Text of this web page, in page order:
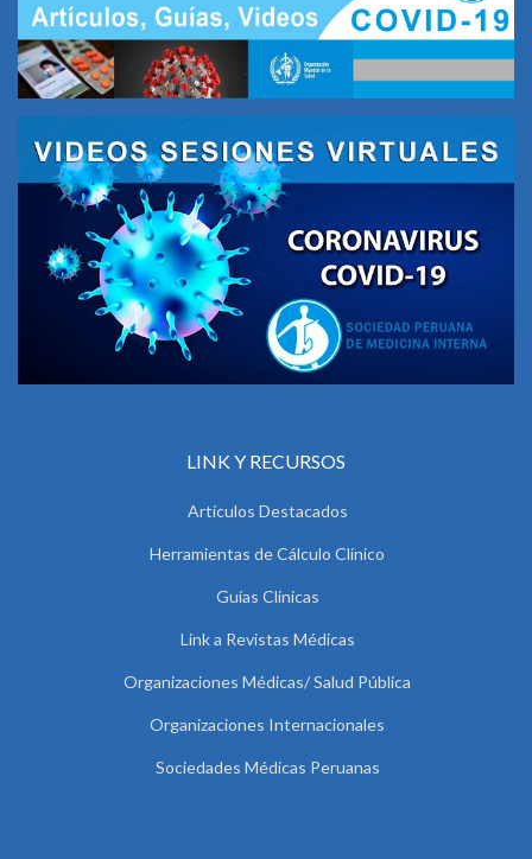
LINK Y RECURSOS
Artículos Destacados
Herramientas de Cálculo Clínico
Guías Clínicas
Link a Revistas Médicas
Organizaciones Médicas/ Salud Pública
Organizaciones Internacionales
Sociedades Médicas Peruanas